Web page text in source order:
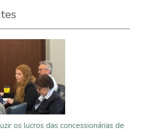
os lucros das concessionárias de